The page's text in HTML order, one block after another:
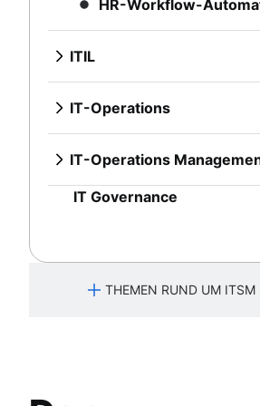
Application Dependency
IT-Infrastruktur
HR-Workflow-
ITIL
Überblick
DevOps vs. ITIL
Leitfaden zur ITIL-
Kontinuierliche
IT-Operations
Überblick
IT-
Netzwerkinfrastruktur
IT-Operations
Überblick
System-Upgrade
IT-Infrastruktur
IT Governance
THEMEN RUND UM ITSM